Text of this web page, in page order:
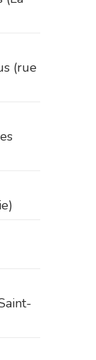
(rue